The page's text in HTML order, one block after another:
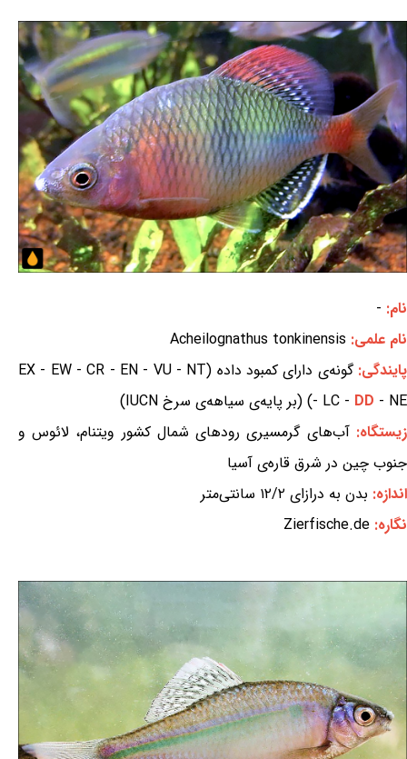
نام: -
نام علمی: Acheilognathus tonkinensis
پایندگی:
گونه‌ی دارای کمبود داده (EX - EW - CR - EN - VU - NT
- LC - DD - NE) (بر پایه‌ی سیاهه‌ی سرخ IUCN)
زیستگاه:آب‌های گرمسیری رودهای شمال کشور ویتنام، لائوس و
جنوب چین در شرق قاره‌ی آسیا
اندازه: بدن به درازای ۱۲/۲ سانتی‌متر
نگاره: Zierfische.de